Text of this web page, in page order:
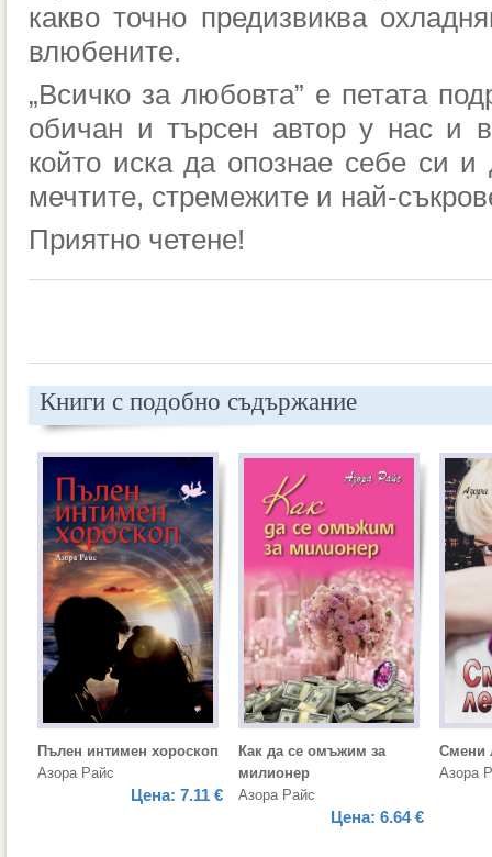
какво точно предизвиква охл
влюбените.
„Всичко за любовта” е петата
обичан и търсен автор у наси в
който искада опознае себе си и
мечтите, стремежите и най-
Приятно четене!
Книги с подобно съдържание
Пълен интимен хороскоп
Азора Райс
Цена: 7.11 €
Как да се омъжим за
милионер
Азора Райс
Цена: 6.64 €
Смени
Азора